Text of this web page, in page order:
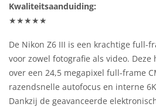
Kwaliteitsaanduiding:
★★★★★
De Nikon Z6 III is een krachtige full-
voor zowel fotografie als video.
over een 24,5 megapixel full-frame
razendsnelle autofocus en interne
Dankzij de geavanceerde